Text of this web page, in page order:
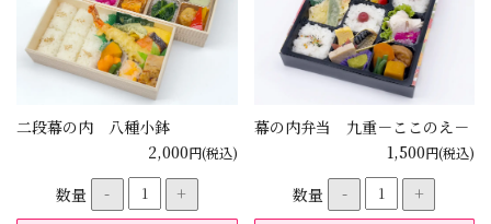
二段幕の内 八種小鉢
2,000円(税込)
数量 - +
幕の内弁当 九重－ここのえ－
1,500円(税込)
数量 - +